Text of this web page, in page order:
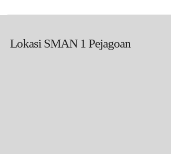
Lokasi SMAN 1 Pejagoan